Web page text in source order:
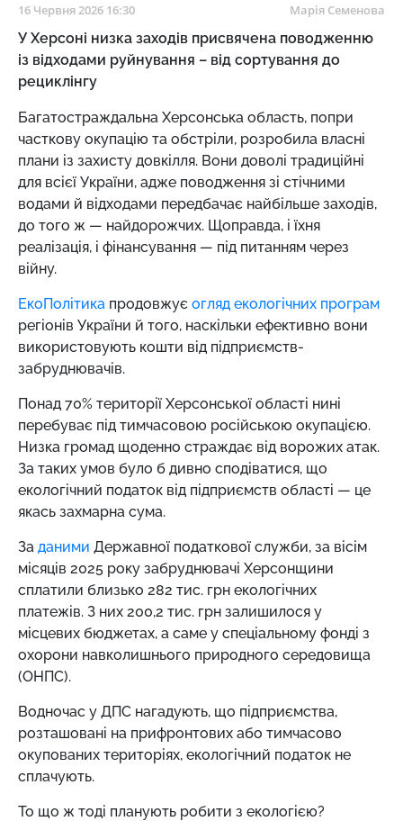
16 Червня 2026 16:30 Марія Семенова
У Херсоні низка заходів присвячена поводженню
із відходами руйнування – від сортування до
рециклінгу
Багатостраждальна Херсонська область, попри
часткову окупацію та обстріли, розробила власні
плани із захисту довкілля. Вони доволі традиційні
для всієї України, адже поводження зі стічними
водами й відходами передбачає найбільше заходів,
до того ж — найдорожчих. Щоправда, і їхня
реалізація, і фінансування — під питанням через
війну.
ЕкоПолітика продовжує огляд екологічних програм
регіонів України й того, наскільки ефективно вони
використовують кошти від підприємств-
забруднювачів.
Понад 70% території Херсонської області нині
перебуває під тимчасовою російською окупацією.
Низка громад щоденно страждає від ворожих атак.
За таких умов було б дивно сподіватися, що
екологічний податок від підприємств області — це
якась захмарна сума.
За даними Державної податкової служби, за вісім
місяців 2025 року забруднювачі Херсонщини
сплатили близько 282 тис. грн екологічних
платежів. З них 200,2 тис. грн залишилося у
місцевих бюджетах, а саме у спеціальному фонді з
охорони навколишнього природного середовища
(ОНПС).
Водночас у ДПС нагадують, що підприємства,
розташовані на прифронтових або тимчасово
окупованих територіях, екологічний податок не
сплачують.
То що ж тоді планують робити з екологією?